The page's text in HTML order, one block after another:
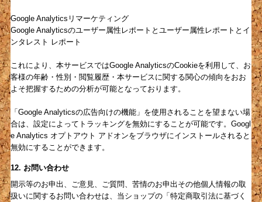
Google Analyticsリマーケティング
Google Analyticsのユーザー属性レポートとユーザー属性レポートとイ
ンタレスト レポート
これにより、本サービスではGoogle AnalyticsのCookieを利用して、お
客様の年齢・性別・閲覧履歴・本サービスに関する関心の傾向をおお
よそ把握するための分析が可能となっております。
「Google Analyticsの広告向けの機能」を使用されることを望まない場
合は、設定によってトラッキングを無効にすることが可能です。Googl
e Analytics オプトアウト アドオンをブラウザにインストールされると
無効にすることができます。
12. お問い合わせ
開示等のお申出、ご意見、ご質問、苦情のお申出その他個人情報の取
扱いに関するお問い合わせは、当ショップの「特定商取引法に基づく